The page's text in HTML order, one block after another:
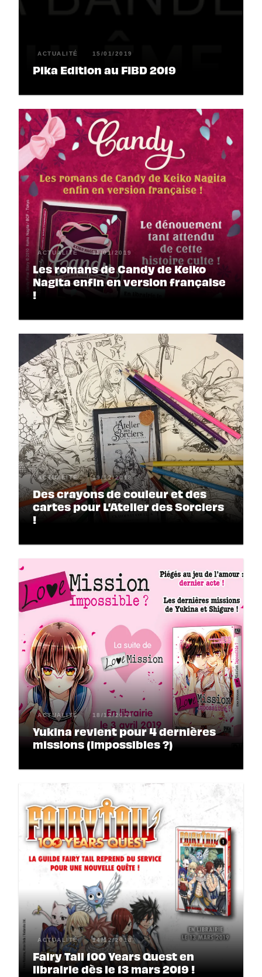
ACTUALITÉ 15/01/2019
Pika Edition au FIBD 2019
ACTUALITÉ 11/01/2019
Les romans de Candy de Keiko
Nagita enfin en version française
!
ACTUALITÉ 19/12/2018
Des crayons de couleur et des
cartes pour L’Atelier des Sorciers
!
ACTUALITÉ 18/12/2018
Yukina revient pour 4 dernières
missions (impossibles ?)
ACTUALITÉ 14/12/2018
Fairy Tail 100 Years Quest en
librairie dès le 13 mars 2019 !